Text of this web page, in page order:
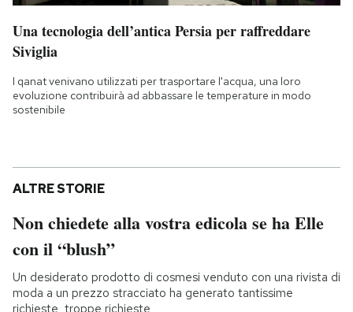
Una tecnologia dell’antica Persia per raffreddare
Siviglia
I qanat venivano utilizzati per trasportare l'acqua, una loro
evoluzione contribuirà ad abbassare le temperature in modo
sostenibile
ALTRE STORIE
Non chiedete alla vostra edicola se ha Elle
con il “blush”
Un desiderato prodotto di cosmesi venduto con una rivista di
moda a un prezzo stracciato ha generato tantissime